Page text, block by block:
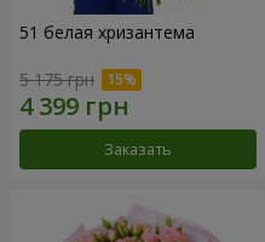
51 белая хризантема
5 175 грн
Заказать